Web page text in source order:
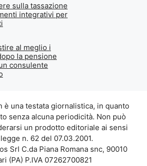
sulla tassazione
integrativi per
al meglio i
la pensione
consulente
è una testata giornalistica, in quanto
senza alcuna periodicità. Non può
un prodotto editoriale ai sensi
n. 62 del 07.03.2001.
Srl C.da Piana Romana snc, 90010
(PA) P.IVA 07262700821